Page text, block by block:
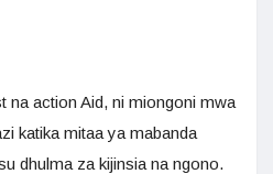
na action Aid, ni miongoni mwa
katika mitaa ya mabanda
dhulma za kijinsia na ngono.